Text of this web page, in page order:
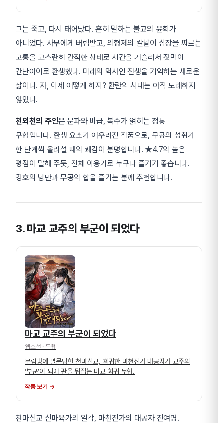
그는 죽고, 다시 태어났다. 흔히 말하는 불교의 윤회가
아니었다. 사부에게 버림받고, 의형제의 칼날이 심장을 찌르는
고통을 고스란히 간직한 상태로 시간을 거슬러서 젖먹이
간난아이로 환생했다. 미래의 역사인 전생을 기억하는 새로운
삶이다. 자, 이제 어떻게 하지? 환란의 시대는 아직 도래하지
않았다.
천외천의 주인은 문파와 비급, 복수가 얽히는 정통
무협입니다. 환생 요소가 어우러진 작품으로, 무공의 성취가
한 단계씩 올라설 때의 쾌감이 분명합니다. ★4.7의 높은
평점이 말해 주듯, 전체 이용가로 누구나 즐기기 좋습니다.
강호의 낭만과 무공의 합을 즐기는 분께 추천합니다.
3. 마교 교주의 부군이 되었다
마교 교주의 부군이 되었다
웹소설 · 무협
무림맹에 멸문당한 천마신교, 회귀한 마천진가 대공자가 교주의
‘부군’이 되어 판을 뒤집는 마교 회귀 무협.
작품 보기 →
천마신교 신마육가의 일각, 마천진가의 대공자 진여명.